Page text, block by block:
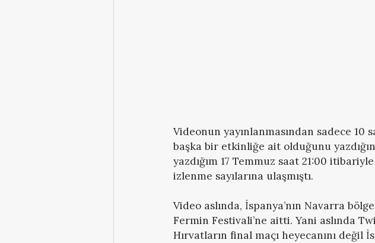
Videonun yayınlanmasından sadece
başka bir etkinliğe ait olduğunu
yazdığım 17 Temmuz saat 21:00
izlenme sayılarına ulaşmıştı.
Video aslında, İspanya’nın Navarra
Fermin Festivali’ne aitti. Yani aslında
Hırvatların final maçı heyecanını değil